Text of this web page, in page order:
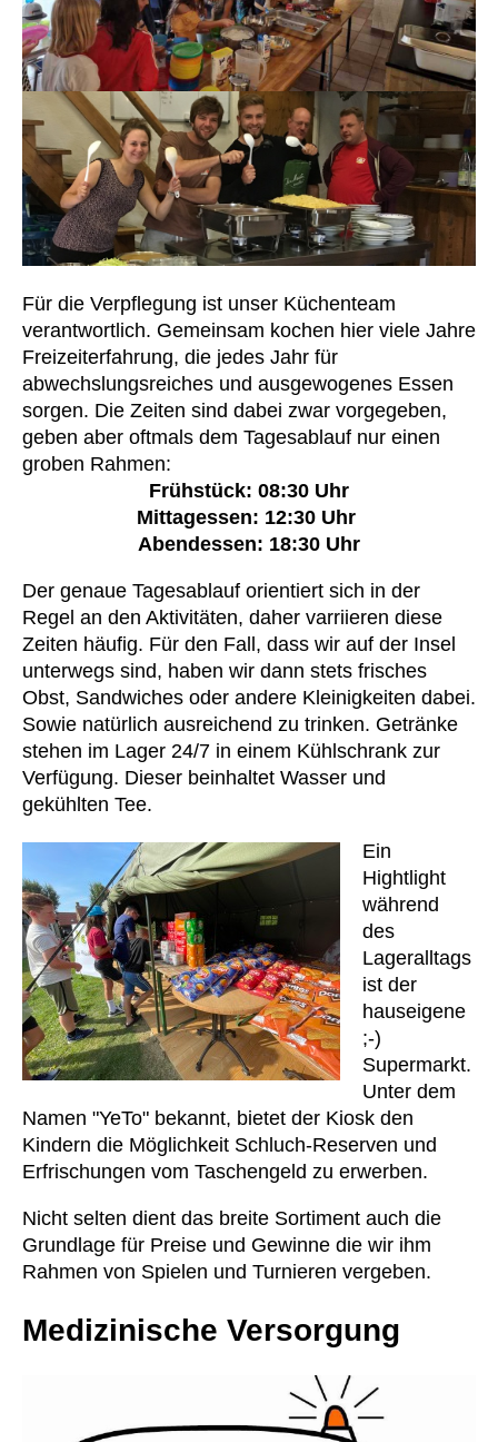
Für die Verpflegung ist unser Küchenteam
verantwortlich. Gemeinsam kochen hier viele Jahre
Freizeiterfahrung, die jedes Jahr für
abwechslungsreiches und ausgewogenes Essen
sorgen. Die Zeiten sind dabei zwar vorgegeben,
geben aber oftmals dem Tagesablauf nur einen
groben Rahmen:
Frühstück: 08:30 Uhr
Mittagessen: 12:30 Uhr
Abendessen: 18:30 Uhr
Der genaue Tagesablauf orientiert sich in der
Regel an den Aktivitäten, daher varriieren diese
Zeiten häufig. Für den Fall, dass wir auf der Insel
unterwegs sind, haben wir dann stets frisches
Obst, Sandwiches oder andere Kleinigkeiten dabei.
Sowie natürlich ausreichend zu trinken. Getränke
stehen im Lager 24/7 in einem Kühlschrank zur
Verfügung. Dieser beinhaltet Wasser und
gekühlten Tee.
Ein
Hightlight
während
des
Lageralltags
ist der
hauseigene
;-)
Supermarkt.
Unter dem
Namen "YeTo" bekannt, bietet der Kiosk den
Kindern die Möglichkeit Schluch-Reserven und
Erfrischungen vom Taschengeld zu erwerben.
Nicht selten dient das breite Sortiment auch die
Grundlage für Preise und Gewinne die wir ihm
Rahmen von Spielen und Turnieren vergeben.
Medizinische Versorgung